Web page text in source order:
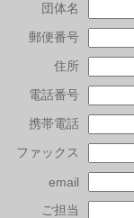
団体名
郵便番号
住所
電話番号
携帯電話
ファックス
email
ご担当